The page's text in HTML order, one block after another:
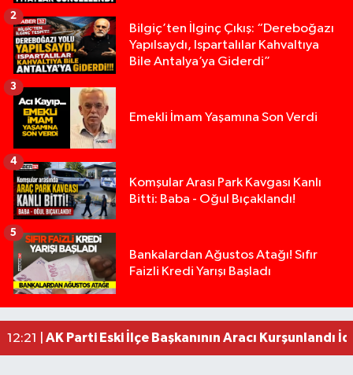
Bilgiç’ten İlginç Çıkış: “Dereboğazı
Yapılsaydı, Ispartalılar Kahvaltıya
Bile Antalya’ya Giderdi”
2
Emekli İmam Yaşamına Son Verdi
3
Komşular Arası Park Kavgası Kanlı
Bitti: Baba - Oğul Bıçaklandı!
4
Bankalardan Ağustos Atağı! Sıfır
Faizli Kredi Yarışı Başladı
5
17:18 |Anız Yangını Kazaya Neden Oldu: 13 Araç
17:08 |Alevlere Teslim Olan Gecekondu Kullanılamaz
13:46 |Yolcu Otobüsüyle Minibüsün Çarpıştığı Kaza
12:21 | AK Parti Eski İlçe Başkanının Aracı Kurşunlandı